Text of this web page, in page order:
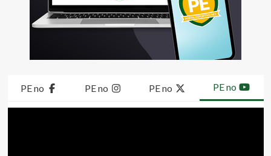
PE no PE no PE no PE no